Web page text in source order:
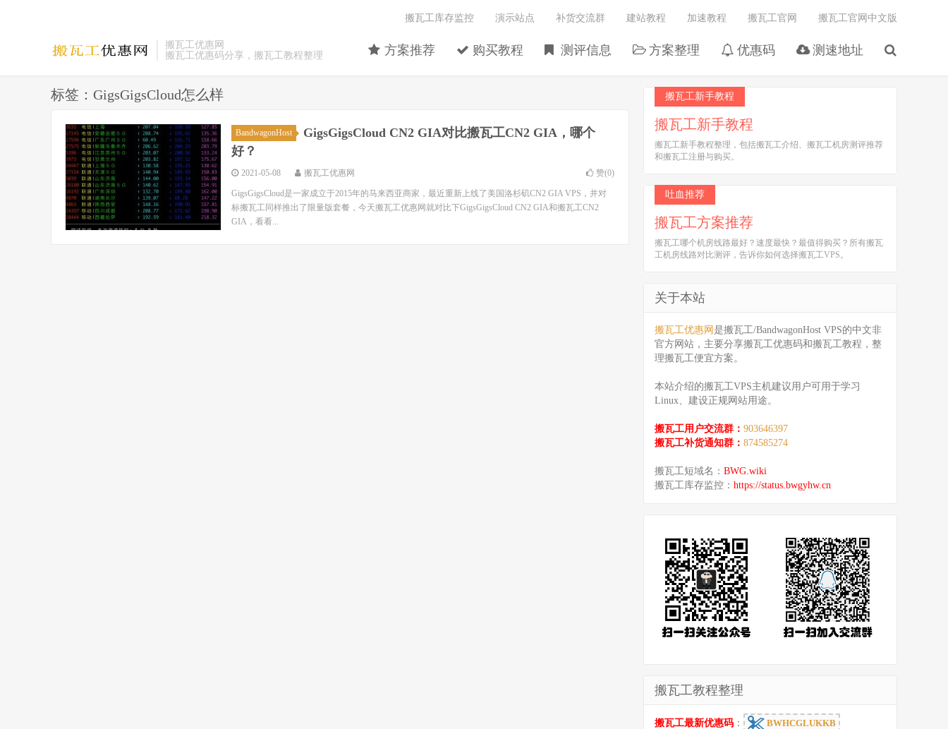
搬瓦工优惠网
搬瓦工优惠码分享，搬瓦工教程整理
方案推荐 购买教程 测评信息 方案整理 优惠码 测速地址
搬瓦工库存监控 演示站点 补货交流群 建站教程 加速教程 搬瓦工官网 搬瓦工官网中文版
标签：GigsGigsCloud怎么样
BandwagonHost
GigsGigsCloud CN2 GIA对比搬瓦工CN2 GIA，哪个
好？
2021-05-08 搬瓦工优惠网 赞(0)
GigsGigsCloud是一家成立于2015年的马来西亚商家，最近重新上线了美国洛杉矶CN2 GIA VPS，并对
标搬瓦工同样推出了限量版套餐，今天搬瓦工优惠网就对比下GigsGigsCloud CN2 GIA和搬瓦工CN2
GIA，看看...
搬瓦工新手教程
搬瓦工新手教程
搬瓦工新手教程整理，包括搬瓦工介绍、搬瓦工机房测评推荐
和搬瓦工注册与购买。
吐血推荐
搬瓦工方案推荐
搬瓦工哪个机房线路最好？速度最快？最值得购买？所有搬瓦
工机房线路对比测评，告诉你如何选择搬瓦工VPS。
关于本站
搬瓦工优惠网 是搬瓦工/BandwagonHost VPS的中文非
官方网站，主要分享搬瓦工优惠码和搬瓦工教程，整
理搬瓦工便宜方案。
本站介绍的搬瓦工VPS主机建议用户可用于学习
Linux、建设正规网站用途。
搬瓦工用户交流群： 903646397
搬瓦工补货通知群： 874585274
搬瓦工短域名： BWG.wiki
搬瓦工库存监控： https://status.bwgyhw.cn
搬瓦工教程整理
搬瓦工最新优惠码 ： BWHCGLUKKB